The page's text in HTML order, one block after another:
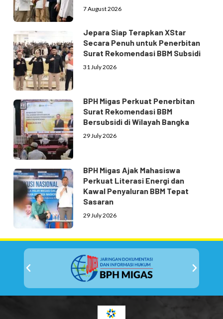
7 August 2026
Jepara Siap Terapkan XStar
Secara Penuh untuk Penerbitan
Surat Rekomendasi BBM Subsidi
31 July 2026
BPH Migas Perkuat Penerbitan
Surat Rekomendasi BBM
Bersubsidi di Wilayah Bangka
29 July 2026
BPH Migas Ajak Mahasiswa
Perkuat Literasi Energi dan
Kawal Penyaluran BBM Tepat
Sasaran
29 July 2026